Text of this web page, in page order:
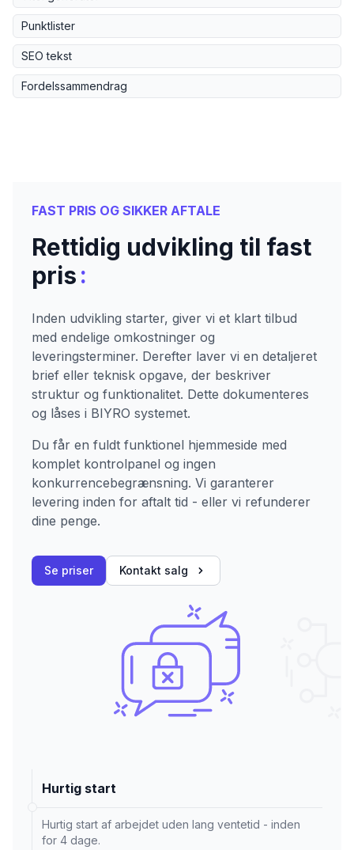
Punktlister
SEO tekst
Fordelssammendrag
FAST PRIS OG SIKKER AFTALE
Rettidig udvikling til fast
pris:
Inden udvikling starter, giver vi et klart tilbud
med endelige omkostninger og
leveringsterminer. Derefter laver vi en detaljeret
brief eller teknisk opgave, der beskriver
struktur og funktionalitet. Dette dokumenteres
og låses i BIYRO systemet.
Du får en fuldt funktionel hjemmeside med
komplet kontrolpanel og ingen
konkurrencebegrænsning. Vi garanterer
levering inden for aftalt tid - eller vi refunderer
dine penge.
Se priser Kontakt salg
Hurtig start
Hurtig start af arbejdet uden lang ventetid - inden
for 4 dage.